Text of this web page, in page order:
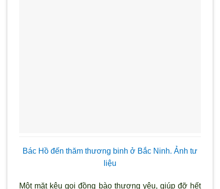
Bác Hồ đến thăm thương binh ở Bắc Ninh. Ảnh tư
liệu
Một mặt kêu gọi đồng bào thương yêu, giúp đỡ hết